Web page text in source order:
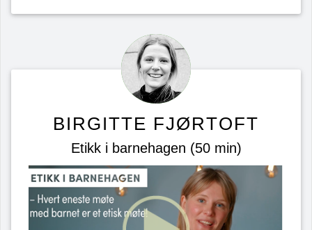
BIRGITTE FJØRTOFT
Etikk i barnehagen (50 min)